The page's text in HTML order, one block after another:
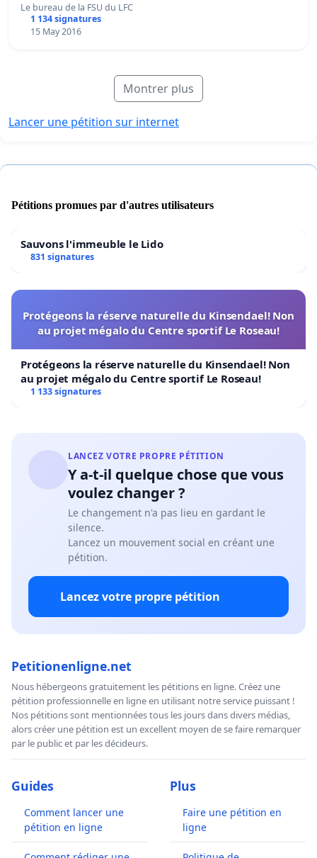
Le bureau de la FSU du LFC
1 134 signatures
15 May 2016
Montrer plus
Lancer une pétition sur internet
Pétitions promues par d'autres utilisateurs
Sauvons l'immeuble le Lido
831 signatures
Protégeons la réserve naturelle du Kinsendael! Non
au projet mégalo du Centre sportif Le Roseau!
Protégeons la réserve naturelle du Kinsendael! Non
au projet mégalo du Centre sportif Le Roseau!
1 133 signatures
LANCEZ VOTRE PROPRE PÉTITION
Y a-t-il quelque chose que vous
voulez changer ?
Le changement n'a pas lieu en gardant le
silence.
Lancez un mouvement social en créant une
pétition.
Lancez votre propre pétition
Petitionenligne.net
Nous hébergeons gratuitement les pétitions en ligne. Créez une
pétition professionnelle en ligne en utilisant notre service puissant !
Nos pétitions sont mentionnées tous les jours dans divers médias,
alors créer une pétition est un excellent moyen de se faire remarquer
par le public et par les décideurs.
Guides
Comment lancer une
pétition en ligne
Plus
Faire une pétition en
ligne